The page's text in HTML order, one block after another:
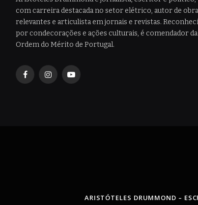
com carreira destacada no setor elétrico, autor de
relevantes e articulista em jornais e revistas.
por condecorações e ações culturais, é comendador da
Ordem do Mérito de Portugal.
FacebookInstagramYouTube
ARISTÓTELES DRUMMOND –